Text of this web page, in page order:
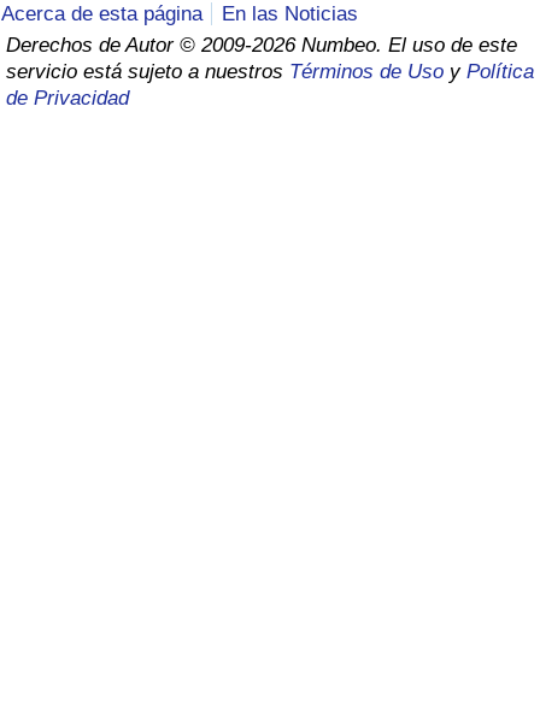
Acerca de esta página
En las Noticias
Derechos de Autor © 2009-2026 Numbeo. El uso de este
servicio está sujeto a nuestros Términos de Uso y Política
de Privacidad
Calificación del Índice de Criminalidad
(Actual)